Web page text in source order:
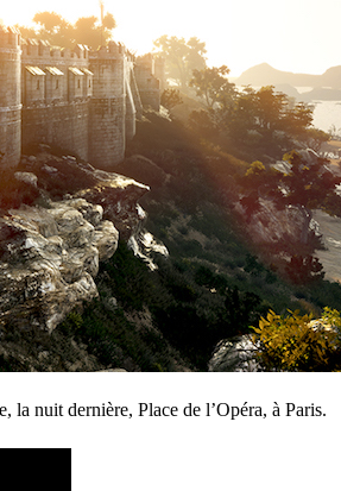
la nuit dernière, Place de l’Opéra, à Paris.